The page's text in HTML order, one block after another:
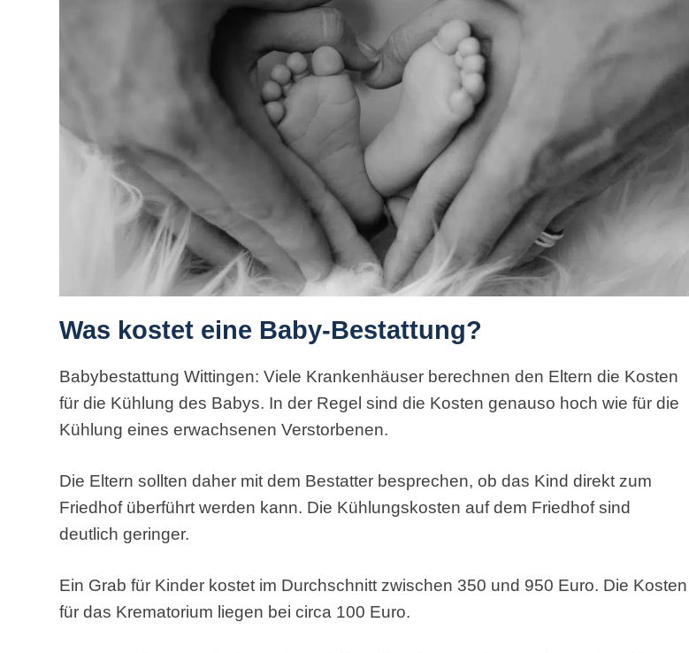
Was kostet eine Baby-Bestattung?
Babybestattung Wittingen: Viele Krankenhäuser berechnen den Eltern die Kosten
für die Kühlung des Babys. In der Regel sind die Kosten genauso hoch wie für die
Kühlung eines erwachsenen Verstorbenen.
Die Eltern sollten daher mit dem Bestatter besprechen, ob das Kind direkt zum
Friedhof überführt werden kann. Die Kühlungskosten auf dem Friedhof sind
deutlich geringer.
Ein Grab für Kinder kostet im Durchschnitt zwischen 350 und 950 Euro. Die Kosten
für das Krematorium liegen bei circa 100 Euro.